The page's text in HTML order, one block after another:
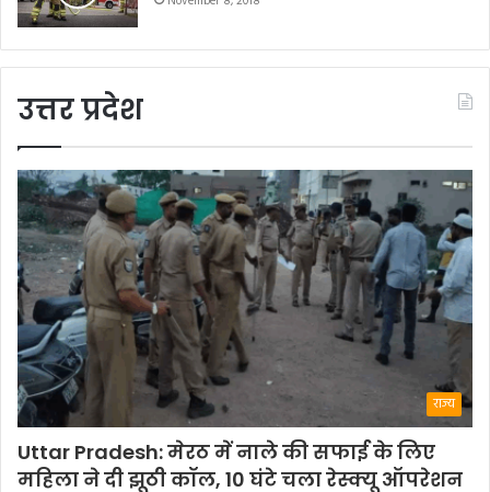
उत्तर प्रदेश
राज्य
Uttar Pradesh: मेरठ में नाले की सफाई के लिए
महिला ने दी झूठी कॉल, 10 घंटे चला रेस्क्यू ऑपरेशन